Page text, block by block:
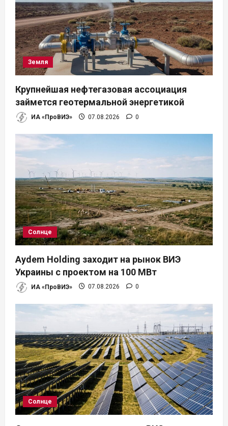
Земля
Крупнейшая нефтегазовая ассоциация
займется геотермальной энергетикой
ИА «ПроВИЭ» 07.08.2026 0
Солнце
Aydem Holding заходит на рынок ВИЭ
Украины с проектом на 100 МВт
ИА «ПроВИЭ» 07.08.2026 0
Солнце